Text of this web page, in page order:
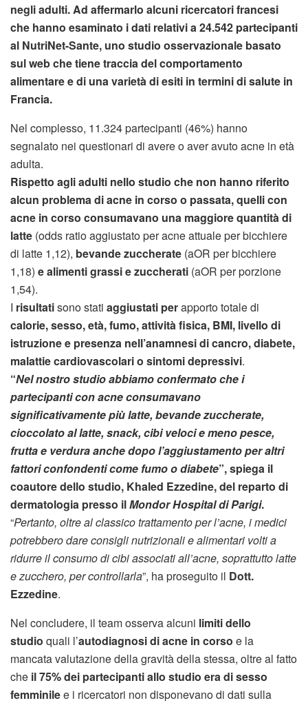
negli adulti. Ad affermarlo alcuni ricercatori francesi
che hanno esaminato i dati relativi a 24.542 partecipanti
al NutriNet-Sante, uno studio osservazionale basato
sul web che tiene traccia del comportamento
alimentare e di una varietà di esiti in termini di salute in
Francia.
Nel complesso, 11.324 partecipanti (46%) hanno
segnalato nei questionari di avere o aver avuto acne in età
adulta.
Rispetto agli adulti nello studio che non hanno riferito
alcun problema di acne in corso o passata, quelli con
acne in corso consumavano una maggiore quantità di
latte (odds ratio aggiustato per acne attuale per bicchiere
di latte 1,12), bevande zuccherate (aOR per bicchiere
1,18) e alimenti grassi e zuccherati (aOR per porzione
1,54).
I risultatisono stati aggiustati perapporto totale di
calorie, sesso, età, fumo, attività fisica, BMI, livello di
istruzione e presenza nell’anamnesi di cancro, diabete,
malattie cardiovascolari o sintomi depressivi.
“Nel nostro studio abbiamo confermato che i
partecipanti con acne consumavano
significativamente più latte, bevande zuccherate,
cioccolato al latte, snack, cibi veloci e meno pesce,
frutta e verdura anche dopo l’aggiustamento per altri
fattori confondenti come fumo o diabete”, spiega il
coautore dello studio, Khaled Ezzedine, del reparto di
dermatologia presso ilMondor Hospital di Parigi.
“Pertanto, oltre al classico trattamento per l’acne, i medici
potrebbero dare consigli nutrizionali e alimentari volti a
ridurre il consumo di cibi associati all’acne, soprattutto latte
e zucchero, per controllarla”, ha proseguito il Dott.
Ezzedine.
Nel concludere, il team osserva alcuni limiti dello
studio quali l’autodiagnosi di acne in corso e la
mancata valutazione della gravità della stessa, oltre al fatto
che il 75% dei partecipanti allo studio era di sesso
femminilee i ricercatori non disponevano di dati sulla